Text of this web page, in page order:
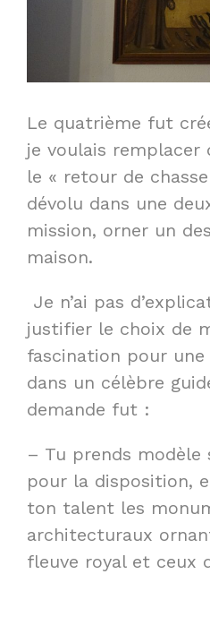
Le quatrième fut
je voulais remplacer
le « retour de
dévolu dans une
mission, orner un
maison.
Je n’ai pas
justifier le choix de
fascination pour
dans un célèbre
demande fut :
– Tu prends modèle
pour la disposition,
ton talent les
architecturaux
fleuve royal et ceux